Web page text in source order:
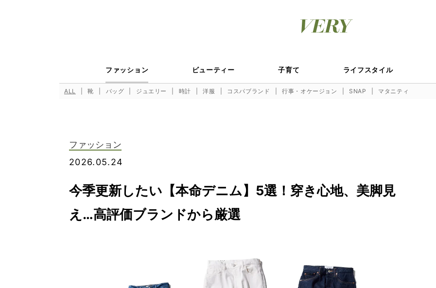
ファッション ビューティー 子育て ライフスタイル
ALL 靴 バッグ ジュエリー 時計 洋服 コスパブランド 行事・オケージョン SNAP マタニティ
ファッション
2026.05.24
今季更新したい【本命デニム】5選！穿き心地、美脚見
え…高評価ブランドから厳選